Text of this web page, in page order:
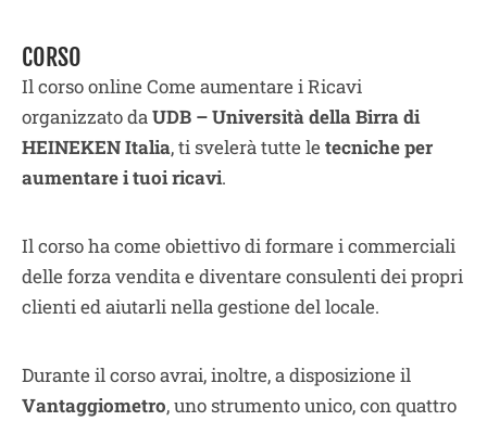
CORSO
Il corso online Come aumentare i Ricavi
organizzato da UDB – Università della Birra di
HEINEKEN Italia, ti svelerà tutte le tecniche per
aumentare i tuoi ricavi.
Il corso ha come obiettivo di formare i commerciali
delle forza vendita e diventare consulenti dei propri
clienti ed aiutarli nella gestione del locale.
Durante il corso avrai, inoltre, a disposizione il
Vantaggiometro, uno strumento unico, con quattro